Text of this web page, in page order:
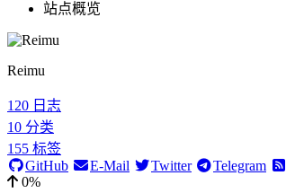
站点概览
Reimu
120 日志
10 分类
155 标签
GitHub
E-Mail Twitter Telegram
0%